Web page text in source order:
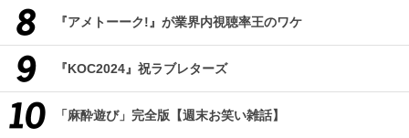
『アメトーーク!』が業界内視聴率王のワケ
『KOC2024』祝ラブレターズ
「麻酔遊び」完全版【週末お笑い雑話】